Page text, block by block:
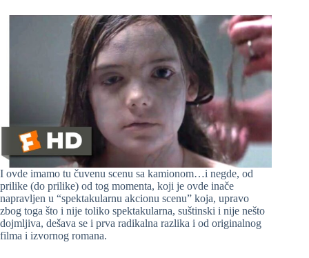
I ovde imamo tu čuvenu scenu sa kamionom…i negde, od
prilike (do prilike) od tog momenta, koji je ovde inače
napravljen u “spektakularnu akcionu scenu” koja, upravo
zbog toga što i nije toliko spektakularna, suštinski i nije nešto
dojmljiva, dešava se i prva radikalna razlika i od originalnog
filma i izvornog romana.